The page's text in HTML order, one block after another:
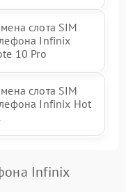
слота SIM
Infinix
10 Pro
слота SIM
Infinix Hot
Infinix